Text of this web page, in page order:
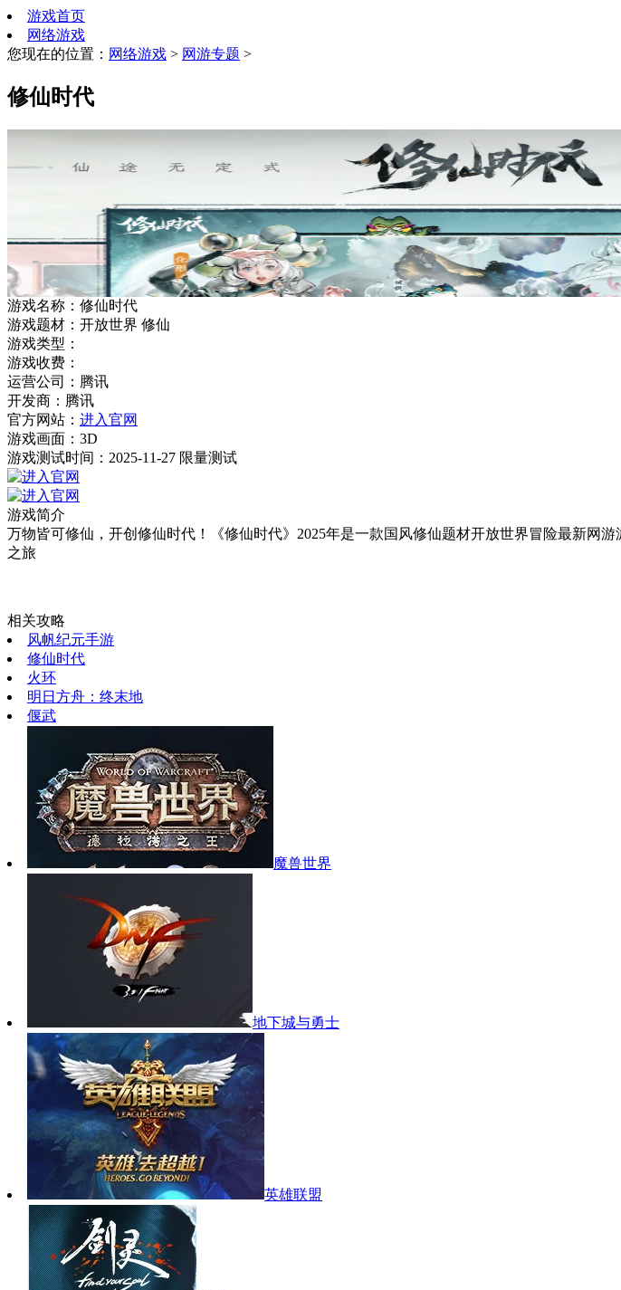
游戏首页
网络游戏
您现在的位置： 网络游戏 > 网游专题 >
修仙时代
游戏名称： 修仙时代
游戏题材： 开放世界 修仙
游戏类型：
游戏收费：
运营公司： 腾讯
开发商： 腾讯
官方网站： 进入官网
游戏画面： 3D
游戏测试时间：2025-11-27 限量测试
游戏简介
万物皆可修仙，开创修仙时代！《修仙时代》2025年是一款国风修仙题材开放世界冒险最新网
之旅
相关攻略
风帆纪元手游
修仙时代
火环
明日方舟：终末地
偃武
魔兽世界
地下城与勇士
英雄联盟